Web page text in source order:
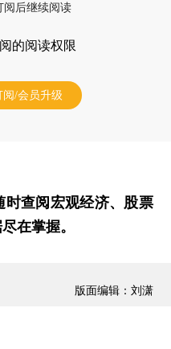
阅后继续阅读
的阅读权限
阅/会员升级
时查阅宏观经济、股票
在掌握。
版面编辑：刘潇